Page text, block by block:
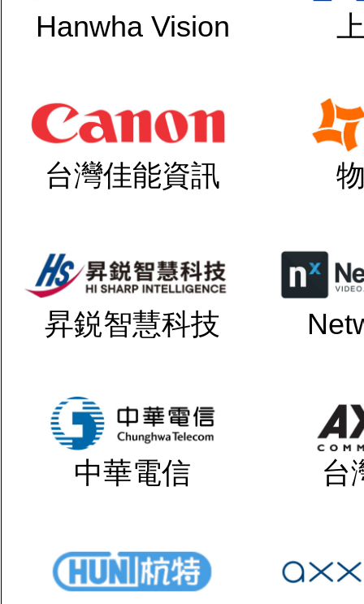
Hanwha Vision
台灣佳能資訊
昇鋭智慧科技
中華電信 台